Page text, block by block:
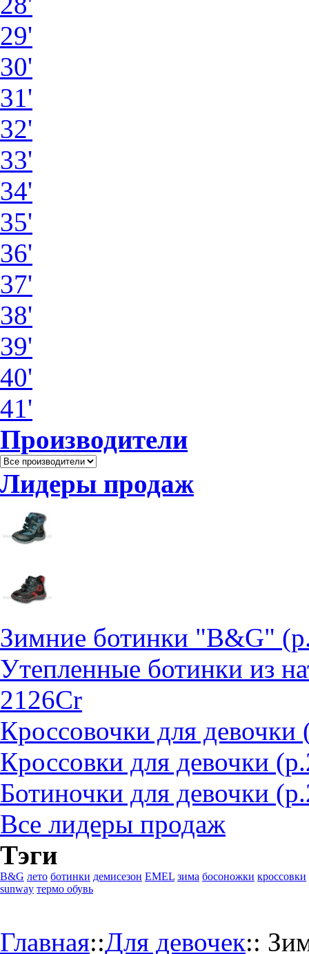
29'
30'
31'
32'
33'
34'
35'
36'
37'
38'
39'
40'
41'
Производители
Лидеры продаж
Зимние ботинки "B&G"
Утепленные ботинки из
2126Cr
Кроссовочки для
Кроссовки для девочки
Ботиночки для девочки
Все лидеры продаж
Тэги
B&G лето ботинки демисезон EMEL зима босоножки кроссовки
sunway термо обувь
Главная::Для девочек::